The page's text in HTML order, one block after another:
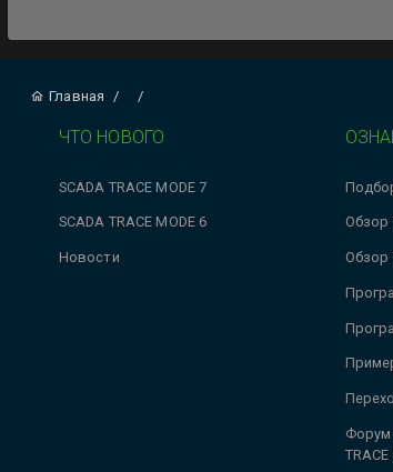
Главная / /
ЧТО НОВОГО
SCADA TRACE MODE 7
SCADA TRACE MODE 6
Новости
Обзор
Обзор
Форум
TRACE